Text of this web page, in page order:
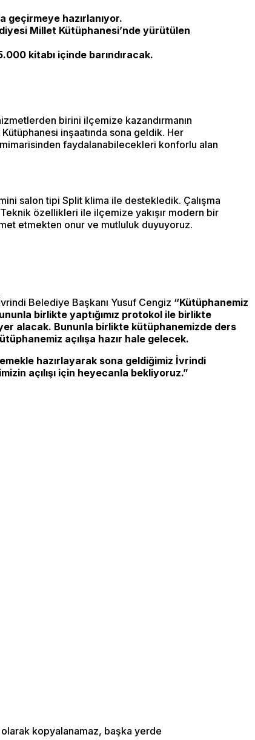
geçirmeye hazırlanıyor.
Millet Kütüphanesi’nde yürütülen
kitabı içinde barındıracak.
birini ilçemize kazandırmanın
inşaatında sona geldik. Her
faydalanabilecekleri konforlu alan
salon tipi Split klima ile destekledik. Çalışma
özellikleri ile ilçemize yakışır modern bir
etmekten onur ve mutluluk duyuyoruz.
Belediye Başkanı Yusuf Cengiz “Kütüphanemiz
birlikte yaptığımız protokol ile birlikte
alacak. Bununla birlikte kütüphanemizde ders
açılışa hazır hale gelecek.
hazırlayarak sona geldiğimiz İvrindi
açılışı için heyecanla bekliyoruz.”
kopyalanamaz, başka yerde